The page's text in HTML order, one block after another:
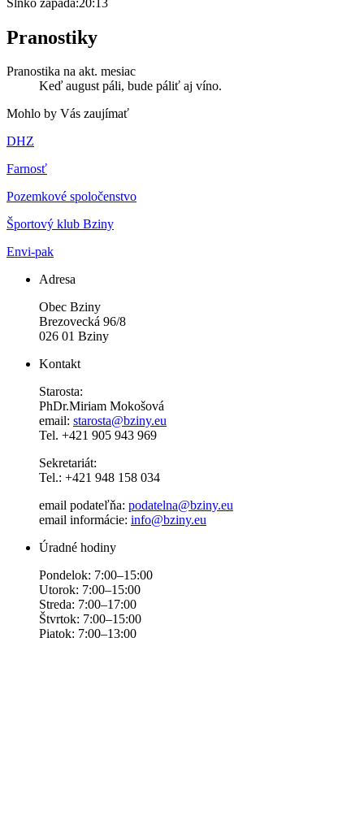
Pranostiky
Pranostika na akt. mesiac
Keď august páli, bude páliť aj víno.
Mohlo by Vás zaujímať
DHZ
Farnosť
Pozemkové spoločenstvo
Športový klub Bziny
Envi-pak
Adresa
Obec Bziny
Brezovecká 96/8
026 01 Bziny
Kontakt
Starosta:
PhDr.Miriam Mokošová
email: starosta@bziny.eu
Tel. +421 905 943 969
Sekretariát:
Tel.: +421 948 158 034
email podateľňa: podatelna@bziny.eu
email informácie: info@bziny.eu
Úradné hodiny
Pondelok: 7:00–15:00
Utorok: 7:00–15:00
Streda: 7:00–17:00
Štvrtok: 7:00–15:00
Piatok: 7:00–13:00